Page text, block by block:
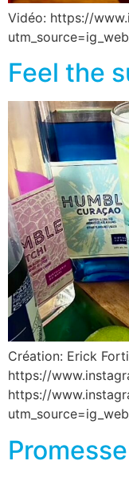
Vidéo: https://
Feel the
Création: Erick
https://
https://